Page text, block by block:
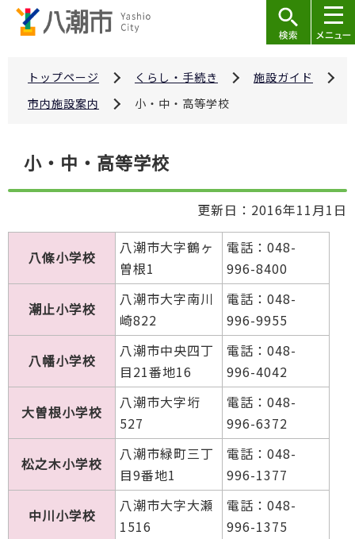
トップページ くらし・手続き
施設ガイド
市内施設案内
小・中・高等学校
こ
か
小・中・高等学校
更新日：2016年11月1日
八條小学校
八潮市大字鶴ヶ
曽根1
電話：048-
996-8400
潮止小学校
八潮市大字南川
崎822
電話：048-
996-9955
八幡小学校
八潮市中央四丁
目21番地16
電話：048-
996-4042
大曽根小学校
八潮市大字垳
527
電話：048-
996-6372
松之木小学校
八潮市緑町三丁
目9番地1
電話：048-
996-1377
中川小学校
八潮市大字大瀬
1516
電話：048-
996-1375